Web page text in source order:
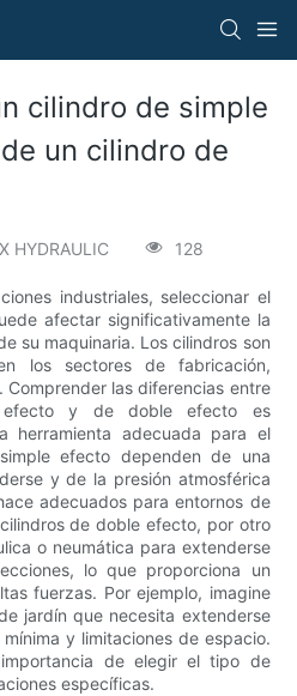
cilindro de simple
un cilindro de
HYDRAULIC 128
industriales, seleccionar el
afectar significativamente la
su maquinaria. Los cilindros son
los sectores de fabricación,
las diferencias entre
y de doble efecto es
herramienta adecuada para el
efecto dependen de una
y de la presión atmosférica
adecuados para entornos de
de doble efecto, por otro
o neumática para extenderse
lo que proporciona un
fuerzas. Por ejemplo, imagine
jardín que necesita extenderse
y limitaciones de espacio.
de elegir el tipo de
específicas.